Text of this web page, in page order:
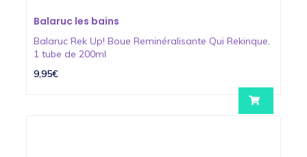
Balaruc les bains
Balaruc Rek Up! Boue Reminéralisante Qui Rekinque,
1 tube de 200ml
9,95€